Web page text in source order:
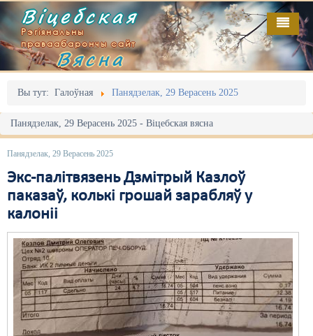
Віцебская
Рэгіянальны
праваабарончы сайт
Вясна
Вы тут: Галоўная Панядзелак, 29 Верасень 2025
Панядзелак, 29 Верасень 2025 - Віцебская вясна
Панядзелак, 29 Верасень 2025
Экс-палітвязень Дзмітрый Казлоў
паказаў, колькі грошай зарабляў у
калоніі
Галоўная
Адміністрацыйны перасьлед
Акцыі
Выбары
Грамадзянскія ініцыятывы
Дзяржава
Дыскрымінацыя
Затрыманьні
Карная псыхіятрыя
Выданьні
Відэа
Пра нас
RSS